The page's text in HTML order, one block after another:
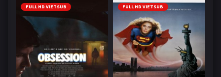
FULL HD VIETSUB FULL HD VIETSUB